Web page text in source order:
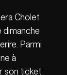
Cholet
dimanche
Parmi
à
son ticket